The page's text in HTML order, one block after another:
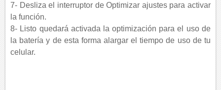
7- Desliza el interruptor de Optimizar ajustes para activar
la función.
8- Listo quedará activada la optimización para el uso de
la batería y de esta forma alargar el tiempo de uso de tu
celular.